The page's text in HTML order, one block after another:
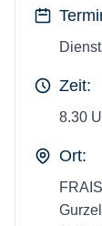
Zeit:
8.30
Ort: